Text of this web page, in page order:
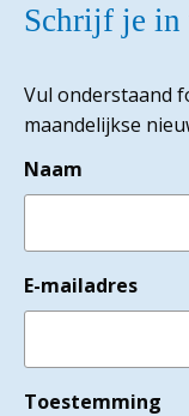
Schrijf je in
Vul onderstaand
maandelijkse
Naam
E-mailadres
Toestemming